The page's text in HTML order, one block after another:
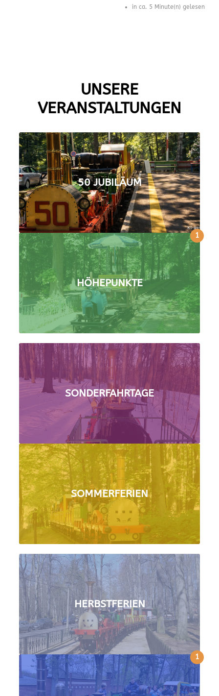
in ca. 5 Minute(n) gelesen
UNSERE
VERANSTALTUNGEN
50 JUBILÄUM
HÖHEPUNKTE
1
SONDERFAHRTAGE
SOMMERFERIEN
HERBSTFERIEN
1